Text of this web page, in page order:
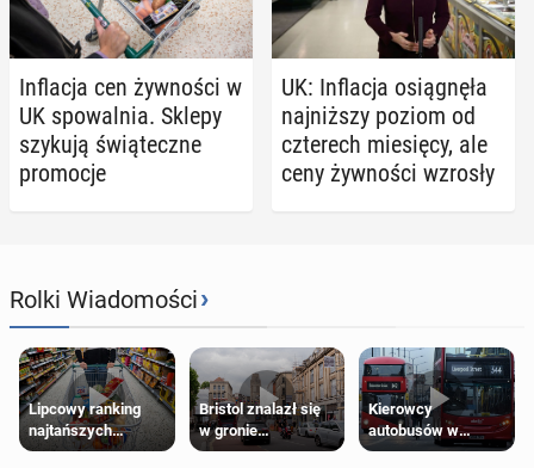
In­fla­cja cen żyw­no­ści w
UK spo­wal­nia. Sklepy
szykują świą­tecz­ne
pro­mo­cje
UK: In­fla­cja osią­gnę­ła
naj­niż­szy poziom od
czte­rech mie­się­cy, ale
ceny żyw­no­ści wzrosły
Rolki Wiadomości›
Lipcowy ranking
najtańszych
supermarketów
Bristol znalazł się
w gronie
najlepszych
Kierowcy
autobusów w
Londynie